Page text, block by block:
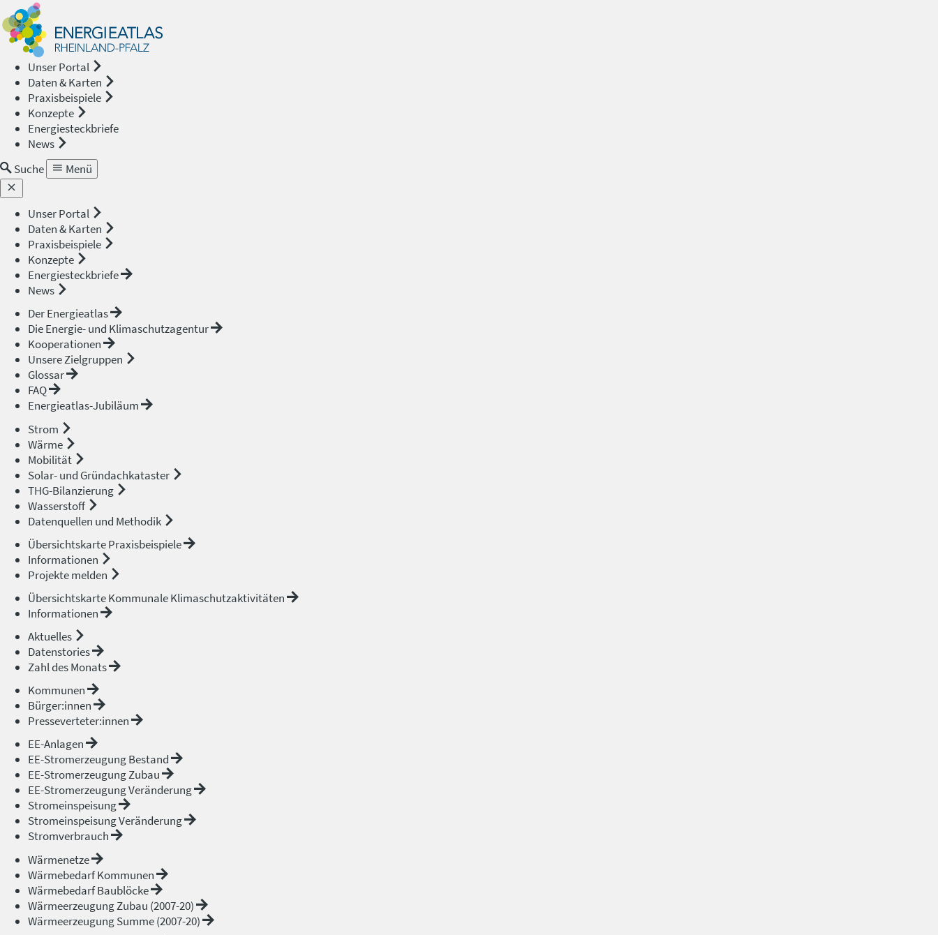
Unser Portal
Daten & Karten
Praxisbeispiele
Konzepte
Energiesteckbriefe
News
Suche
Menü
Unser Portal
Daten & Karten
Praxisbeispiele
Konzepte
Energiesteckbriefe
News
Der Energieatlas
Die Energie- und Klimaschutzagentur
Kooperationen
Unsere Zielgruppen
Glossar
FAQ
Energieatlas-Jubiläum
Strom
Wärme
Mobilität
Solar- und Gründachkataster
THG-Bilanzierung
Wasserstoff
Datenquellen und Methodik
Übersichtskarte Praxisbeispiele
Informationen
Projekte melden
Übersichtskarte Kommunale Klimaschutzaktivitäten
Informationen
Aktuelles
Datenstories
Zahl des Monats
Kommunen
Bürger:innen
Presseverteter:innen
EE-Anlagen
EE-Stromerzeugung Bestand
EE-Stromerzeugung Zubau
EE-Stromerzeugung Veränderung
Stromeinspeisung
Stromeinspeisung Veränderung
Stromverbrauch
Wärmenetze
Wärmebedarf Kommunen
Wärmebedarf Baublöcke
Wärmeerzeugung Zubau (2007-20)
Wärmeerzeugung Summe (2007-20)